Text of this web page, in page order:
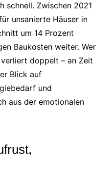
schnell. Zwischen 2021
unsanierte Häuser in
um 14 Prozent
Baukosten weiter. Wer
doppelt – an Zeit
Blick auf
und
aus der emotionalen